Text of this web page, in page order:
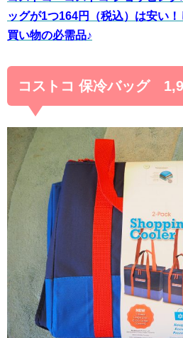
ッグが1つ164円（税込）は安い
買い物の必需品♪
コストコ 保冷バッグ